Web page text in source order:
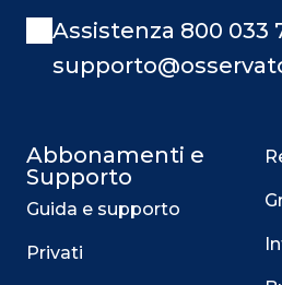
Assistenza 800 033
Abbonamenti e
Supporto
Guida e supporto
Privati